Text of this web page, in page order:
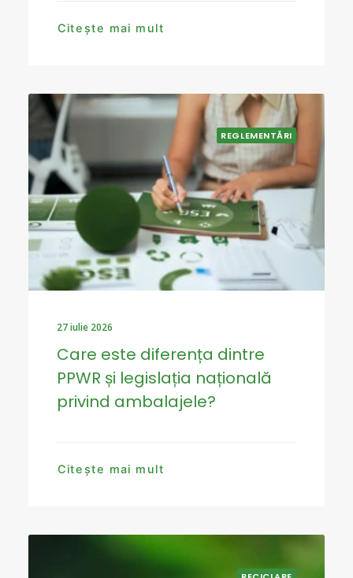
Citește mai mult
REGLEMENTĂRI
27 iulie 2026
Care este diferența dintre
PPWR și legislația națională
privind ambalajele?
Citește mai mult